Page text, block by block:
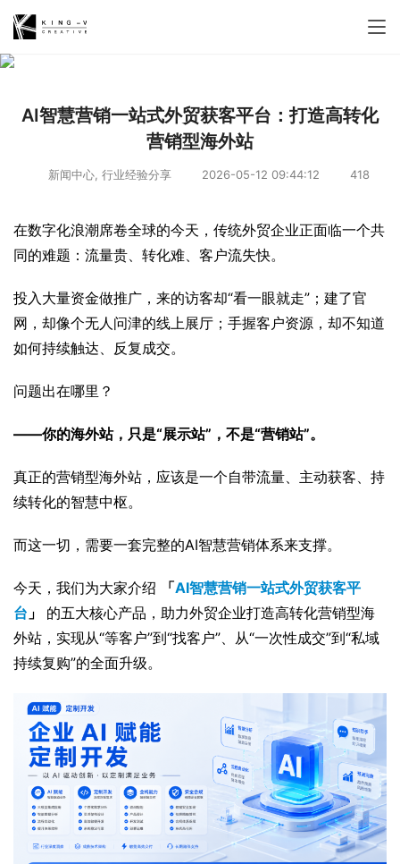
AI智慧营销一站式外贸获客平台：打造高转化
营销型海外站
新闻中心 行业经验分享 2026-05-12 09:44:12 418
在数字化浪潮席卷全球的今天，传统外贸企业正面临一个共
同的难题：流量贵、转化难、客户流失快。
投入大量资金做推广，来的访客却“看一眼就走”；建了官
网，却像个无人问津的线上展厅；手握客户资源，却不知道
如何持续触达、反复成交。
问题出在哪里？
——你的海外站，只是“展示站”，不是“营销站”。
真正的营销型海外站，应该是一个自带流量、主动获客、持
续转化的智慧中枢。
而这一切，需要一套完整的AI智慧营销体系来支撑。
今天，我们为大家介绍 「AI智慧营销一站式外贸获客平
台 」
的五大核心产品，助力外贸企业打造高转化营销型海
外站，实现从“等客户”到“找客户”、从“一次性成交”到“私域
持续复购”的全面升级。